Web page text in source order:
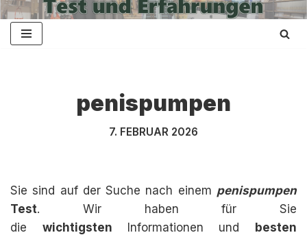
Zum
penispumpen
7. FEBRUAR 2026
Sie sind auf der Suche nach einem penispumpen
Test. Wir haben für Sie
die wichtigsten Informationen und
besten